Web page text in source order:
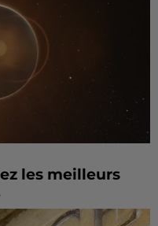
les meilleurs